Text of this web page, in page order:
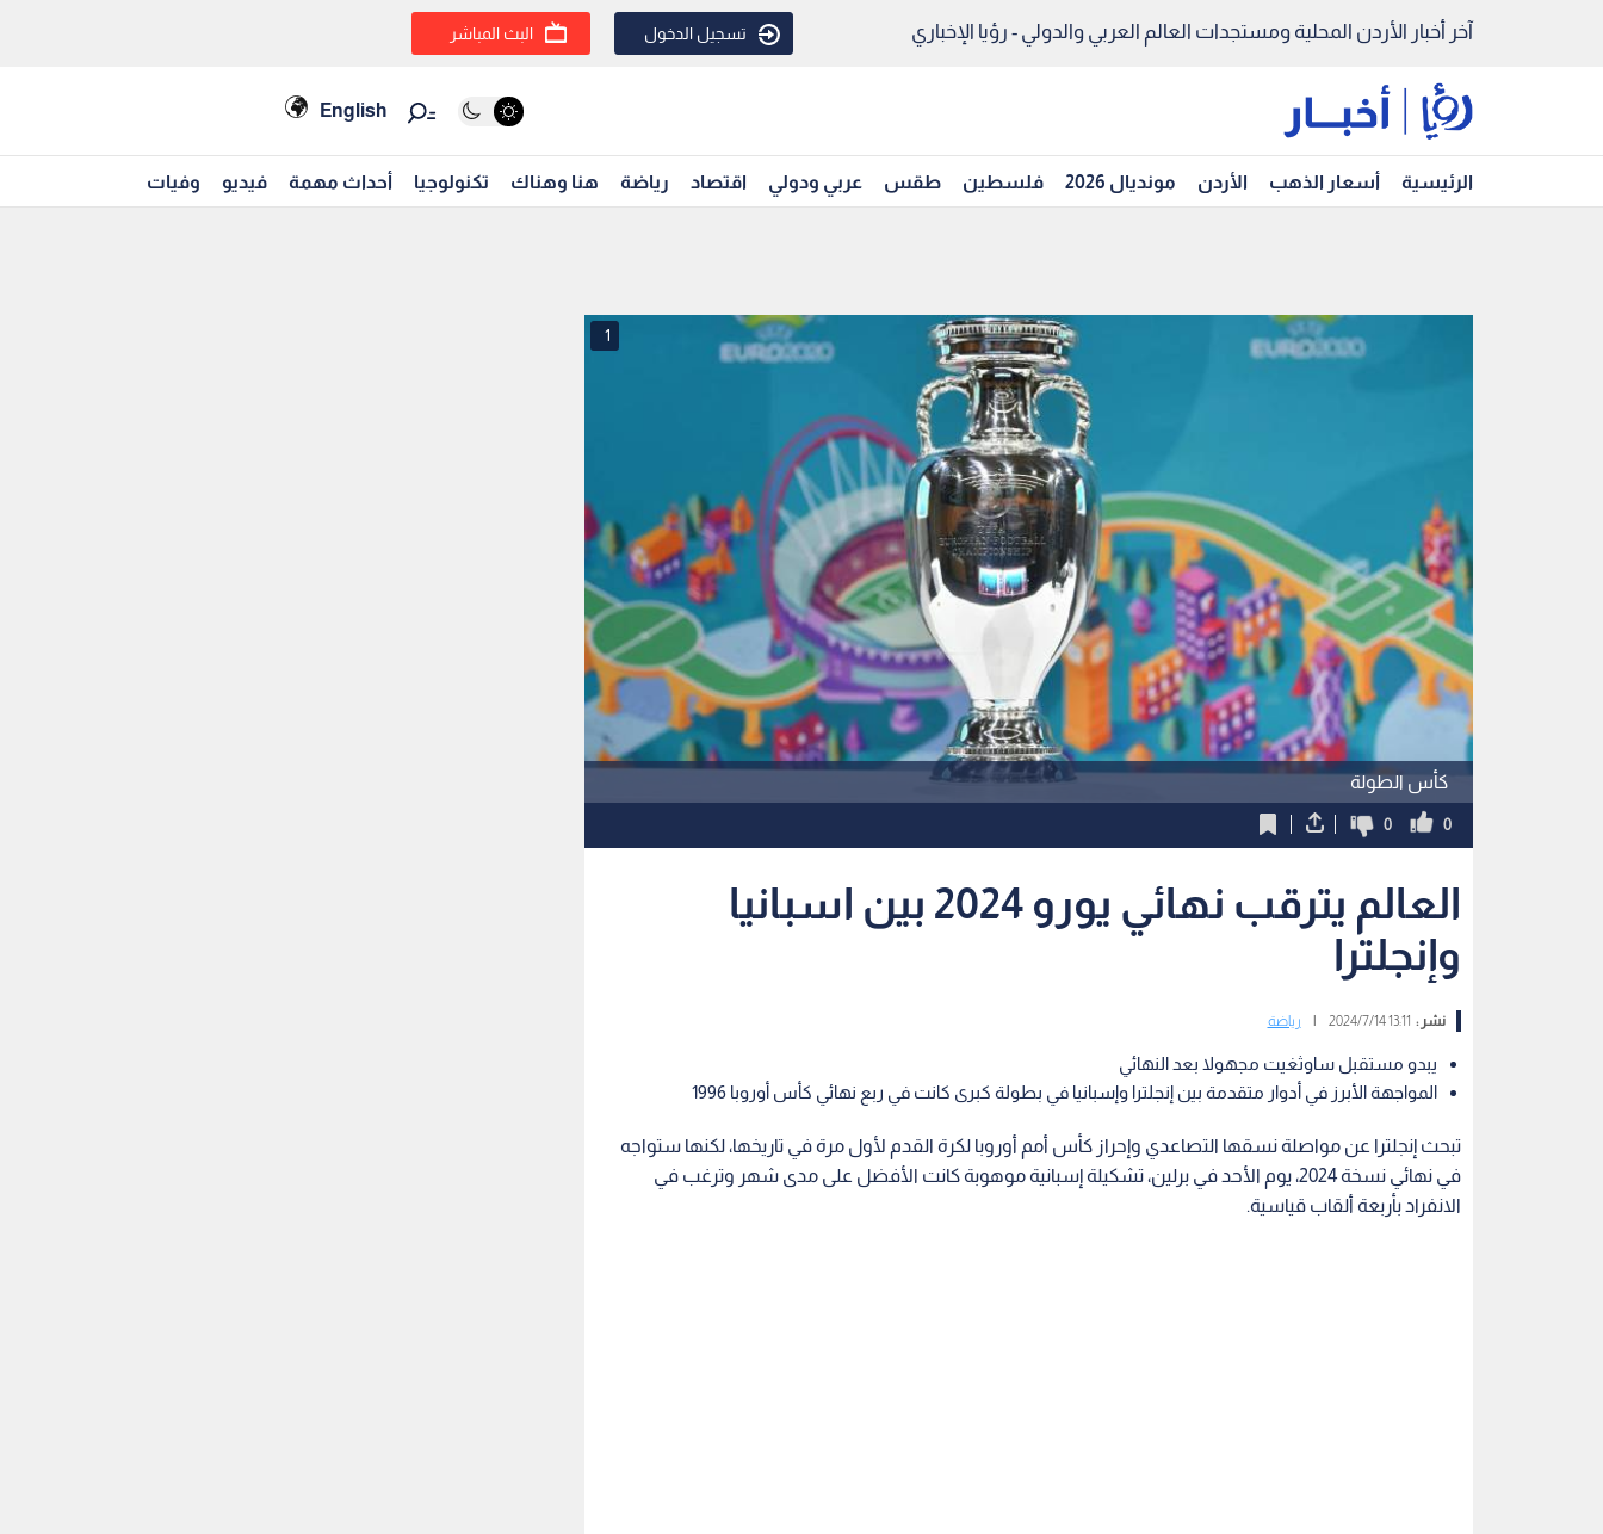
آخر أخبار الأردن المحلية ومستجدات العالم العربي والدولي - رؤيا الإخباري تسجيل الدخول البث المباشر
English
الرئيسية أسعار الذهب الأردن مونديال 2026 فلسطين طقس عربي ودولي اقتصاد رياضة هنا وهناك تكنولوجيا أحداث مهمة فيديو وفيات
كأس الطولة
1
0
0
العالم يترقب نهائي يورو 2024 بين اسبانيا
وإنجلترا
نشر : 13:11 2024/7/14 رياضة
يبدو مستقبل ساوثغيت مجهولا بعد النهائي
المواجهة الأبرز في أدوار متقدمة بين إنجلترا وإسبانيا في بطولة كبرى كانت في ربع نهائي كأس أوروبا 1996
تبحث إنجلترا عن مواصلة نسقها التصاعدي وإحراز كأس أمم أوروبا لكرة القدم لأول مرة في تاريخها، لكنها ستواجه
في نهائي نسخة 2024، يوم الأحد في برلين، تشكيلة إسبانية موهوبة كانت الأفضل على مدى شهر وترغب في
الانفراد بأربعة ألقاب قياسية.